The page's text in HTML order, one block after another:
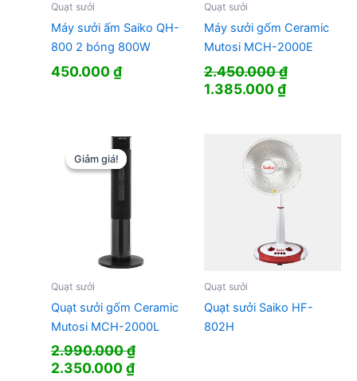
Quạt sưởi
Máy sưởi ấm Saiko QH-
800 2 bóng 800W
450.000₫
Quạt sưởi
Máy sưởi gốm Ceramic
Mutosi MCH-2000E
2.450.000₫
Giá
2.450.000 ₫.
1.385.000₫Giá
là:
Giảm giá!
Giảm giá!
Quạt sưởi
Quạt sưởi gốm Ceramic
Mutosi MCH-2000L
2.990.000₫
Giá
2.350.000₫Giá
Quạt sưởi
Quạt sưởi Saiko HF-
802H